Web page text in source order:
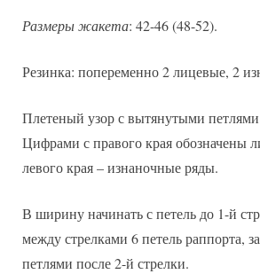
Размеры жакета: 42-46 (48-52).
Резинка: попеременно 2 лицевые, 2
Плетеный узор с вытянутыми
Цифрами с правого края обозначены
левого края – изнаночные ряды.
В ширину начинать с петель до 1-й
между стрелками 6 петель раппорта,
петлями после 2-й стрелки.